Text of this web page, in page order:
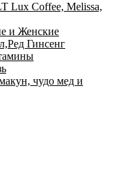
Lux Coffee, Melissa,
и Женские
Гинсенг
чудо мед и